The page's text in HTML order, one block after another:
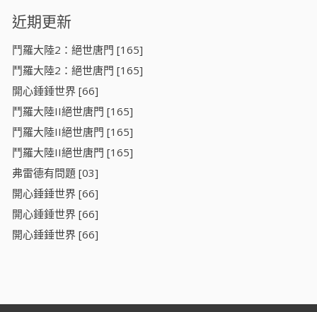
近期更新
鬥羅大陸2：絕世唐門 [165]
鬥羅大陸2：絕世唐門 [165]
開心錘錘世界 [66]
鬥羅大陸II絕世唐門 [165]
鬥羅大陸II絕世唐門 [165]
鬥羅大陸II絕世唐門 [165]
弗雷德有問題 [03]
開心錘錘世界 [66]
開心錘錘世界 [66]
開心錘錘世界 [66]